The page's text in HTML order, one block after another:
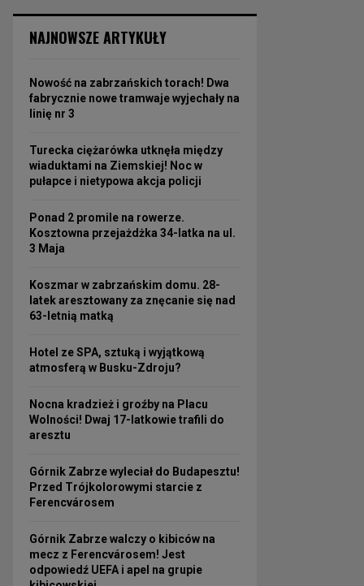
NAJNOWSZE ARTYKUŁY
Nowość na zabrzańskich torach! Dwa
fabrycznie nowe tramwaje wyjechały na
linię nr 3
Turecka ciężarówka utknęła między
wiaduktami na Ziemskiej! Noc w
pułapce i nietypowa akcja policji
Ponad 2 promile na rowerze.
Kosztowna przejażdżka 34-latka na ul.
3 Maja
Koszmar w zabrzańskim domu. 28-
latek aresztowany za znęcanie się nad
63-letnią matką
Hotel ze SPA, sztuką i wyjątkową
atmosferą w Busku-Zdroju?
Nocna kradzież i groźby na Placu
Wolności! Dwaj 17-latkowie trafili do
aresztu
Górnik Zabrze wyleciał do Budapesztu!
Przed Trójkolorowymi starcie z
Ferencvárosem
Górnik Zabrze walczy o kibiców na
mecz z Ferencvárosem! Jest
odpowiedź UEFA i apel na grupie